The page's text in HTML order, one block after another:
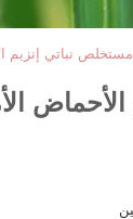
مستخلص نباتي إنزيم